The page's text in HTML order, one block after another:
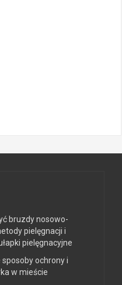
bruzdy nosowo-
pielęgnacji i
pielęgnacyjne
ochrony i
w mieście